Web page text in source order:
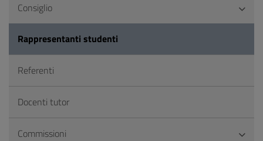
Consiglio
Rappresentanti studenti
Referenti
Docenti tutor
Commissioni